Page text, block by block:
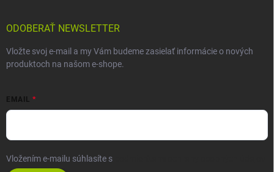
ODOBERAŤ NEWSLETTER
Vložte svoj e-mail a my Vám budeme zasielať informácie o nových
produktoch na našom e-shope.
EMAIL
Vložením e-mailu súhlasíte s